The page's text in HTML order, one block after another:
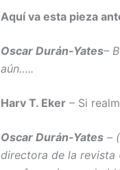
Aquí va esta pieza
Oscar Durán-Yates–
aún…..
Harv T. Eker – Si
Oscar Durán-Yates –
directora de la revista